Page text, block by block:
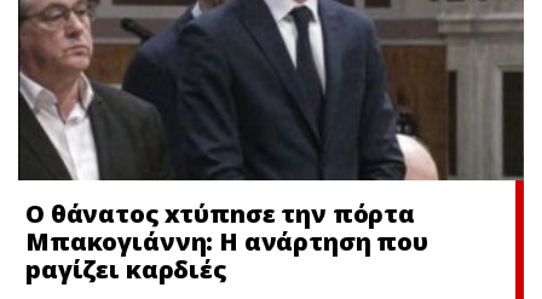
Ο θάνατος xτύπnσε την πόρτα
Μπακογιάννη: Η ανάρτηση που
pαγίζει καρδιές